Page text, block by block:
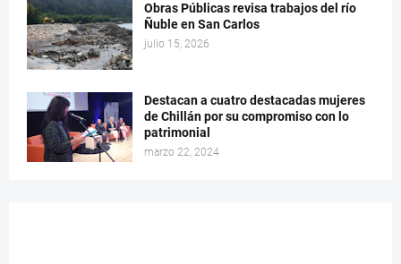
Obras Públicas revisa trabajos del río
Ñuble en San Carlos
julio 15, 2026
Destacan a cuatro destacadas mujeres
de Chillán por su compromiso con lo
patrimonial
marzo 22, 2024